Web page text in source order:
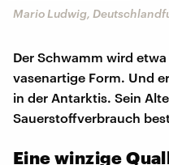
Mario Ludwig,
Der Schwamm wird
vasenartige Form. Und
in der Antarktis. Sein
Sauerstoffverbrauch
Eine winzige